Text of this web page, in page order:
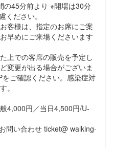
の45分前より ※開場は30分
ください。
客様は、指定のお席にご案
早めにご来場くださいます
上での客席の販売を予定し
変更が出る場合がございま
ご確認ください。感染症対
。
4,000円／当日4,500円/U-
問い合わせ ticket@ walking-